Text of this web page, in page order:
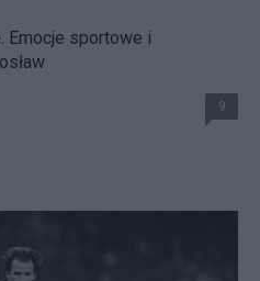
Emocje sportowe i
9